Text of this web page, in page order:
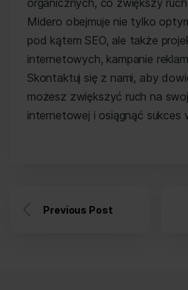
organicznych, co zwiększy
Midero obejmuje nie tylko
pod kątem SEO, ale także
internetowych, kampanie
Skontaktuj się z nami, aby
możesz zwiększyć ruch na
internetowej i osiągnąć sukces
Previous Post